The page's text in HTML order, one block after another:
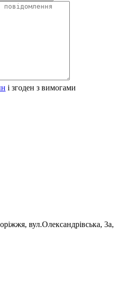
і згоден з вимогами
вул.Олександрівська, 3а,